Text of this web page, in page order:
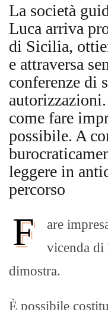
La società
Luca arriva
di Sicilia,
e attraversa
conferenze di
come fare
possibile. A
leggere in
percorso
F
are
vicenda di
dimostra.
È possibile